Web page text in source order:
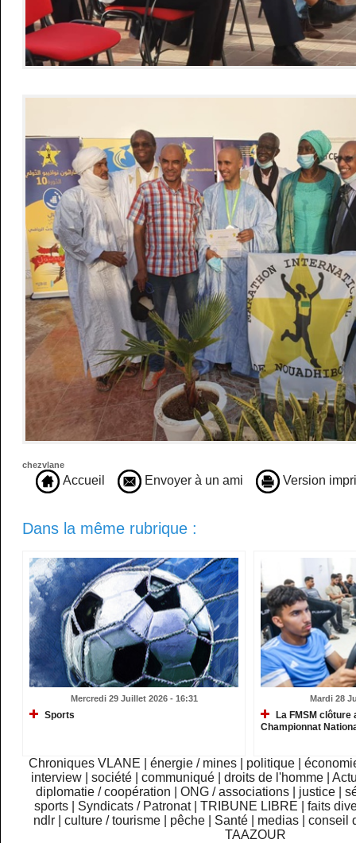
chezvlane
Accueil Envoyer à un ami Version
Dans la même rubrique :
Mercredi 29 Juillet 2026 - 16:31
Sports
Mardi 28
La FMSM
Championnat
Chroniques VLANE énergie / mines politique
interview
|société |communiqué |droits de l'homme |
diplomatie / coopération
ONG / associations justice
sports
Syndicats / Patronat TRIBUNE LIBRE
faits
ndlr
|culture / tourisme pêche Santé medias |conseil
TAAZOUR